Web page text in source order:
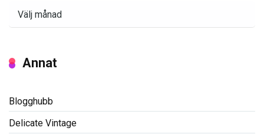
Annat
Blogghubb
Delicate Vintage